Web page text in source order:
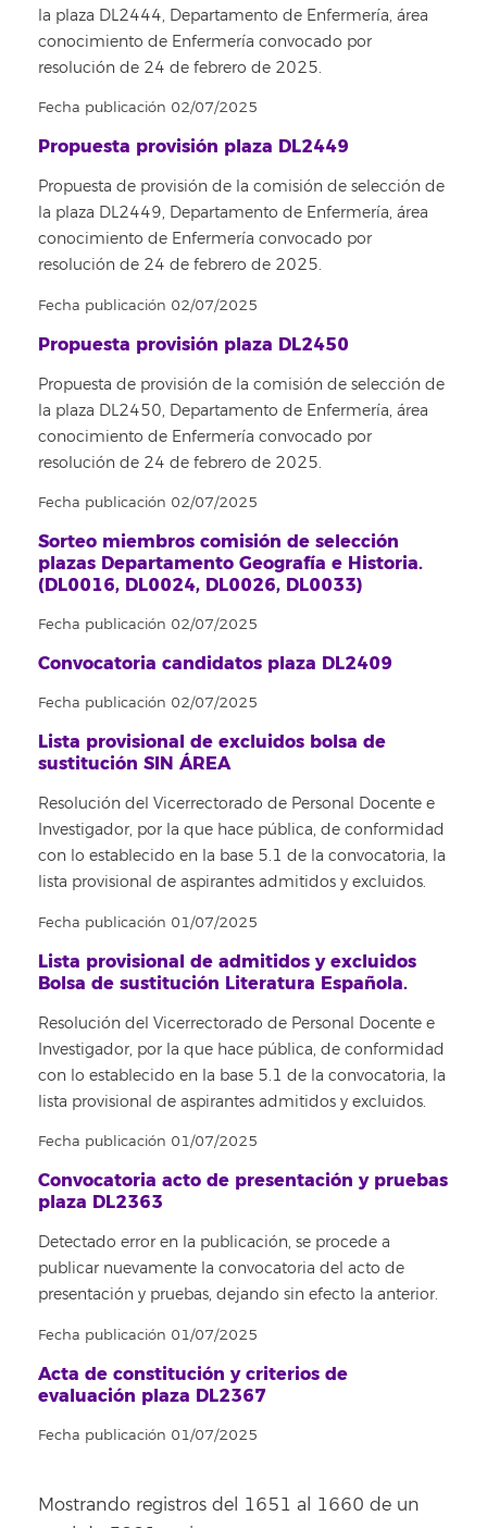
la plaza DL2444, Departamento de Enfermería, área
conocimiento de Enfermería convocado por
resolución de 24 de febrero de 2025.
Fecha publicación 02/07/2025
Propuesta provisión plaza DL2449
Propuesta de provisión de la comisión de selección de
la plaza DL2449, Departamento de Enfermería, área
conocimiento de Enfermería convocado por
resolución de 24 de febrero de 2025.
Fecha publicación 02/07/2025
Propuesta provisión plaza DL2450
Propuesta de provisión de la comisión de selección de
la plaza DL2450, Departamento de Enfermería, área
conocimiento de Enfermería convocado por
resolución de 24 de febrero de 2025.
Fecha publicación 02/07/2025
Sorteo miembros comisión de selección
plazas Departamento Geografía e Historia.
(DL0016, DL0024, DL0026, DL0033)
Fecha publicación 02/07/2025
Convocatoria candidatos plaza DL2409
Fecha publicación 02/07/2025
Lista provisional de excluidos bolsa de
sustitución SIN ÁREA
Resolución del Vicerrectorado de Personal Docente e
Investigador, por la que hace pública, de conformidad
con lo establecido en la base 5.1 de la convocatoria, la
lista provisional de aspirantes admitidos y excluidos.
Fecha publicación 01/07/2025
Lista provisional de admitidos y excluidos
Bolsa de sustitución Literatura Española.
Resolución del Vicerrectorado de Personal Docente e
Investigador, por la que hace pública, de conformidad
con lo establecido en la base 5.1 de la convocatoria, la
lista provisional de aspirantes admitidos y excluidos.
Fecha publicación 01/07/2025
Convocatoria acto de presentación y pruebas
plaza DL2363
Detectado error en la publicación, se procede a
publicar nuevamente la convocatoria del acto de
presentación y pruebas, dejando sin efecto la anterior.
Fecha publicación 01/07/2025
Acta de constitución y criterios de
evaluación plaza DL2367
Fecha publicación 01/07/2025
Mostrando registros del 1651 al 1660 de un